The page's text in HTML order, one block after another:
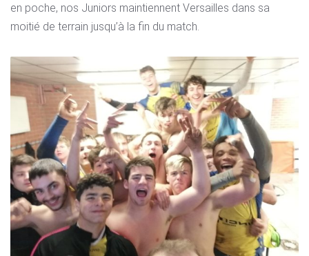
en poche, nos Juniors maintiennent Versailles dans sa
moitié de terrain jusqu’à la fin du match.